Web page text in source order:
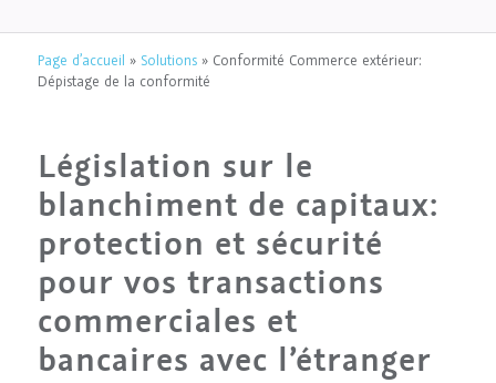
Page d’accueil » Solutions» Conformité Commerce extérieur:
Dépistage de la conformité
Législation sur le
blanchiment de capitaux:
protection et sécurité
pour vos transactions
commerciales et
bancaires avec l’étranger